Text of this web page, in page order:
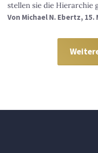
stellen sie die Hierarchie
Von Michael N. Ebertz, 15.